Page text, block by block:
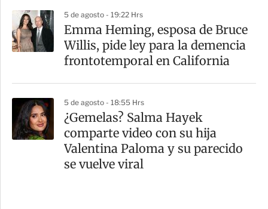
5 de agosto - 19:22 Hrs
Emma Heming, esposa de Bruce
Willis, pide ley para la demencia
frontotemporal en California
5 de agosto - 18:55 Hrs
¿Gemelas? Salma Hayek
comparte video con su hija
Valentina Paloma y su parecido
se vuelve viral